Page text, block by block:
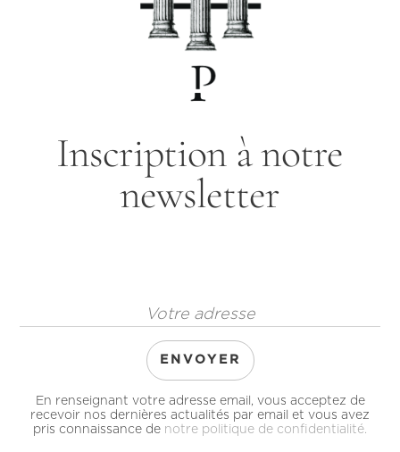
Inscription à notre
newsletter
En renseignant votre adresse email, vous acceptez de
recevoir nos dernières actualités par email et vous avez
pris connaissance de notre politique de confidentialité.